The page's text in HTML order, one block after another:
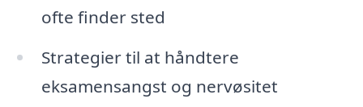
ofte finder sted
Strategier til at håndtere
eksamensangst og nervøsitet